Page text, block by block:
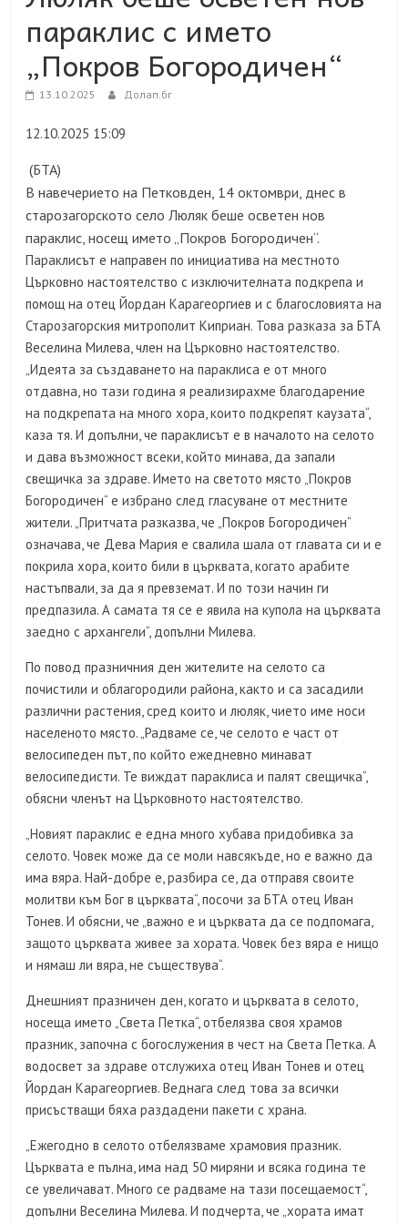
параклис с името
„Покров Богородичен“
13.10.2025 Долап.бг
12.10.2025 15:09
(БТА)
В навечерието на Петковден, 14 октомври, днес в
старозагорското село Люляк беше осветен нов
параклис, носещ името „Покров Богородичен“.
Параклисът е направен по инициатива на местното
Църковно настоятелство с изключителната подкрепа и
помощ на отец Йордан Карагеоргиев и с благословията на
Старозагорския митрополит Киприан. Това разказа за БТА
Веселина Милева, член на Църковно настоятелство.
„Идеята за създаването на параклиса е от много
отдавна, но тази година я реализирахме благодарение
на подкрепата на много хора, които подкрепят каузата“,
каза тя. И допълни, че параклисът е в началото на селото
и дава възможност всеки, който минава, да запали
свещичка за здраве. Името на светото място „Покров
Богородичен“ е избрано след гласуване от местните
жители. „Притчата разказва, че „Покров Богородичен“
означава, че Дева Мария е свалила шала от главата си и е
покрила хора, които били в църквата, когато арабите
настъпвали, за да я превземат. И по този начин ги
предпазила. А самата тя се е явила на купола на църквата
заедно с архангели“, допълни Милева.
По повод празничния ден жителите на селото са
почистили и облагородили района, както и са засадили
различни растения, сред които и люляк, чието име носи
населеното място. „Радваме се, че селото е част от
велосипеден път, по който ежедневно минават
велосипедисти. Те виждат параклиса и палят свещичка“,
обясни членът на Църковното настоятелство.
„Новият параклис е една много хубава придобивка за
селото. Човек може да се моли навсякъде, но е важно да
има вяра. Най-добре е, разбира се, да отправя своите
молитви към Бог в църквата“, посочи за БТА отец Иван
Тонев. И обясни, че „важно е и църквата да се подпомага,
защото църквата живее за хората. Човек без вяра е нищо
и нямаш ли вяра, не съществува“.
Днешният празничен ден, когато и църквата в селото,
носеща името „Света Петка“, отбелязва своя храмов
празник, започна с богослужения в чест на Света Петка. А
водосвет за здраве отслужиха отец Иван Тонев и отец
Йордан Карагеоргиев. Веднага след това за всички
присъстващи бяха раздадени пакети с храна.
„Ежегодно в селото отбелязваме храмовия празник.
Църквата е пълна, има над 50 миряни и всяка година те
се увеличават. Много се радваме на тази посещаемост“,
допълни Веселина Милева. И подчерта, че „хората имат